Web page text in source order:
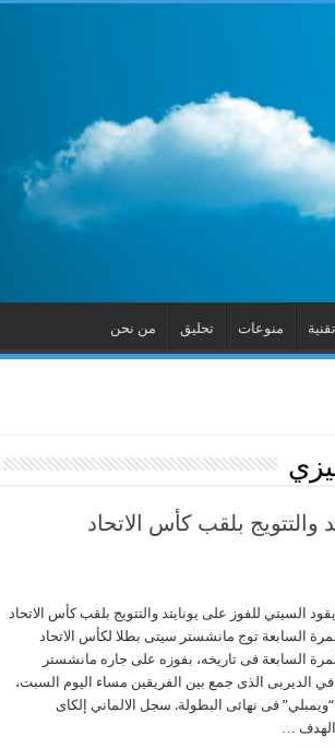
تقنية منوعات تحليق من نحن
والتتويج بلقب كأس الاتحاد
السيتي للفوز على يونايتد والتتويج بلقب كأس الاتحاد
للمرة السابعة توج مانشستر سيتى بطلا لكأس الاتحاد
للمرة السابعة فى تاريخه، بفوزه على جاره مانشستر
يونايتد 2-1 في الديربى الذى جمع بين الفريقين مساء اليوم السبت،
فى نهائى البطولة. سجل الالماني إلكاى
…